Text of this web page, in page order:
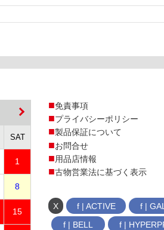
SAT
1
8
15
免責事項
プライバシーポリシー
製品保証について
お問合せ
用品店情報
古物営業法に基づく表示
X f | ACTIVE f |
f | BELL
f |